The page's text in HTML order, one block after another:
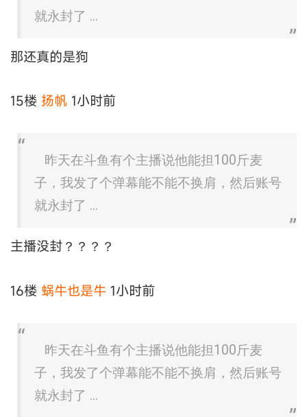
就永封了 ...
那还真的是狗
15楼 扬帆 1小时前
昨天在斗鱼有个主播说他能担100斤麦
子，我发了个弹幕能不能不换肩，然后账号
就永封了 ...
主播没封？？？？
16楼 蜗牛也是牛 1小时前
昨天在斗鱼有个主播说他能担100斤麦
子，我发了个弹幕能不能不换肩，然后账号
就永封了 ...